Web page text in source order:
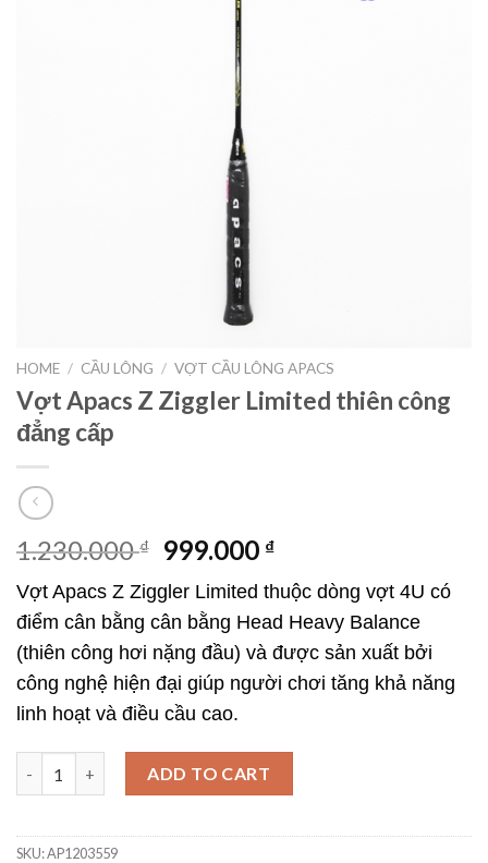
HOME / CẦU LÔNG / VỢT CẦU LÔNG APACS
Vợt Apacs Z Ziggler Limited thiên công
đẳng cấp
1.230.000₫ 999.000 ₫
Vợt Apacs Z Ziggler Limited thuộc dòng vợt 4U có
điểm cân bằng cân bằng Head Heavy Balance
(thiên công hơi nặng đầu) và được sản xuất bởi
công nghệ hiện đại giúp người chơi tăng khả năng
linh hoạt và điều cầu cao.
ADD TO CART
SKU:AP1203559